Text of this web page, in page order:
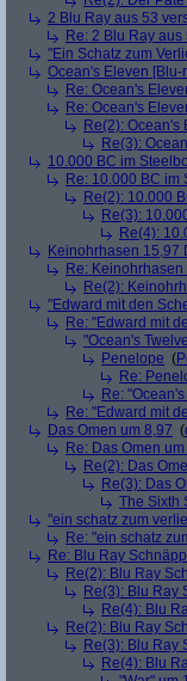
2 Blu Ray aus 53
Re: 2 Blu Ray
"Ein Schatz zum
Ocean's Eleven [Blu-
Re: Ocean's
Re: Ocean's
Re(2): Ocean's
Re(3):
10.000 BC im
Re: 10.000 BC im
Re(2): 10.000
Re(3):
Re(4):
Keinohrhasen 15,97
Re:
Re(2):
"Edward mit den
Re: "Edward mit
"Ocean's
Penelope (
Re:
Re:
Re: "Edward mit
Das Omen um 8,97 (
Re: Das Omen
Re(2): Das
Re(3): Das
The Sixth
"ein schatz zum
Re: "ein schatz
Re: Blu Ray
Re(2): Blu Ray
Re(3): Blu Ray
Re(4): Blu
Re(2): Blu Ray
Re(3): Blu Ray
Re(4): Blu